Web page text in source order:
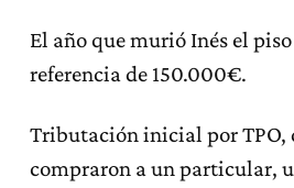
El año que murió Inés el
referencia de 150.000€.
Tributación inicial por TPO,
compraron a un particular,